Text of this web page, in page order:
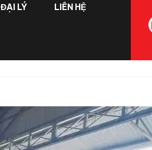
ĐẠI LÝ LIÊN HỆ